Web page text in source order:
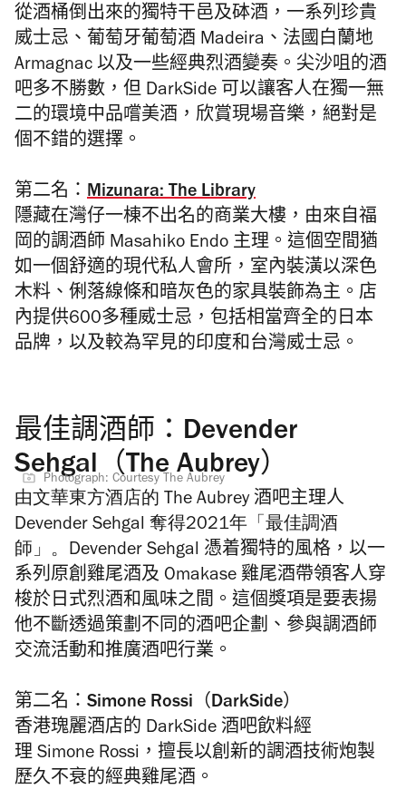
從酒桶倒出來的獨特干邑及砵酒，一系列珍貴
威士忌、葡萄牙葡萄酒 Madeira、法國白蘭地
Armagnac 以及一些經典烈酒變奏。 尖沙咀的酒
吧多不勝數，但 DarkSide 可以讓客人在獨一無
二的環境中品嚐美酒， 欣賞現場音樂，絕對是
個不錯的選擇。
第二名： Mizunara: The Library
隱藏在灣仔一棟不出名的商業大樓 ，由來自福
岡的調酒師 Masahiko Endo 主理 。這個空間猶
如一個舒適的現代私人會所，室內裝潢以深色
木料、俐落線條和暗灰色的家具裝飾為主。店
內提供600多種威士忌，包括相當齊全的日本
品牌，以及較為罕見的印度和台灣威士忌。
最佳調酒師：Devender
Sehgal（The Aubrey）
Photograph: Courtesy The Aubrey
由文華東方酒店的 The Aubrey 酒吧主理人
Devender Sehgal 奪得2021年「最佳調酒
師」。 Devender Sehgal 憑着獨特的風格， 以一
系列原創雞尾酒及 Omakase 雞尾酒帶領客人穿
梭於日式烈酒和風味之間。 這個獎項是要表揚
他不斷透過策劃不同的酒吧企劃、參與調酒師
交流活動和推廣酒吧行業。
第二名：Simone Rossi（DarkSide）
香港瑰麗酒店的 DarkSide 酒吧飲料經
理 Simone Rossi， 擅長以創新的調酒技術炮製
歷久不衰的經典雞尾酒。